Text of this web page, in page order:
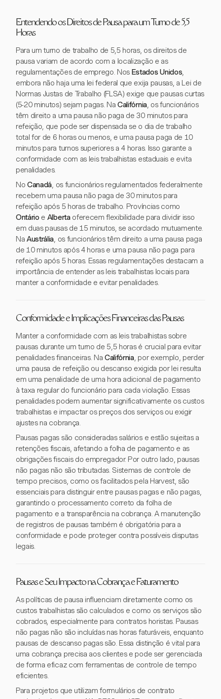
Entendendo os Direitos de Pausa para um Turno de 5,5
Horas
Para um turno de trabalho de 5,5 horas, os direitos de
pausa variam de acordo com a localização e as
regulamentações de emprego. Nos Estados Unidos,
embora não haja uma lei federal que exija pausas, a Lei de
Normas Justas de Trabalho (FLSA) exige que pausas curtas
(5-20 minutos) sejam pagas. NaCalifórnia, os funcionários
têm direito a uma pausa não paga de 30 minutos para
refeição, que pode ser dispensada se o dia de trabalho
total for de 6 horas ou menos, e uma pausa paga de 10
minutos para turnos superiores a 4 horas. Isso garante a
conformidade com as leis trabalhistas estaduais e evita
penalidades.
NoCanadá, os funcionários regulamentados federalmente
recebem uma pausa não paga de 30 minutos para
refeição após 5 horas de trabalho. Províncias como
Ontário e Albertaoferecem flexibilidade para dividir isso
em duas pausas de 15 minutos, se acordado mutuamente.
NaAustrália, os funcionários têm direito a uma pausa paga
de 10 minutos após 4 horas e uma pausa não paga para
refeição após 5 horas. Essas regulamentações destacam a
importância de entender as leis trabalhistas locais para
manter a conformidade e evitar penalidades.
Conformidade e Implicações Financeiras das Pausas
Manter a conformidade com as leis trabalhistas sobre
pausas durante um turno de 5,5 horas é crucial para evitar
penalidades financeiras. NaCalifórnia, por exemplo, perder
uma pausa de refeição ou descanso exigida por lei resulta
em uma penalidade de uma hora adicional de pagamento
à taxa regular do funcionário para cada violação. Essas
penalidades podem aumentar significativamente os custos
trabalhistas e impactar os preços dos serviços ou exigir
ajustes na cobrança.
Pausas pagas são consideradas salários e estão sujeitas a
retenções fiscais, afetando a folha de pagamento e as
obrigações fiscais do empregador. Por outro lado, pausas
não pagas não são tributadas. Sistemas de controle de
tempo precisos, como os facilitados pela Harvest, são
essenciais para distinguir entre pausas pagas e não pagas,
garantindo o processamento correto da folha de
pagamento e a transparência na cobrança. A manutenção
de registros de pausas também é obrigatória para a
conformidade e pode proteger contra possíveis disputas
legais.
Pausas e Seu Impacto na Cobrança e Faturamento
As políticas de pausa influenciam diretamente como os
custos trabalhistas são calculados e como os serviços são
cobrados, especialmente para contratos horistas. Pausas
não pagas não são incluídas nas horas faturáveis, enquanto
pausas de descanso pagas são. Essa distinção é vital para
uma cobrança precisa aos clientes e pode ser gerenciada
de forma eficaz com ferramentas de controle de tempo
eficientes.
Para projetos que utilizam formulários de contrato